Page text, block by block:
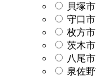
貝塚市
守口市
枚方市
茨木市
八尾市
泉佐